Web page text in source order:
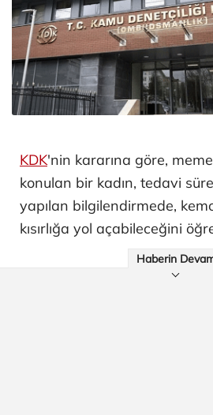
KDK'nin kararına göre,
konulan bir kadın, tedavi
yapılan bilgilendirmede,
kısırlığa yol açabileceğini
Haberin